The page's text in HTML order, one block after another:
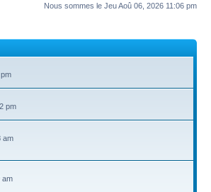
Nous sommes le Jeu Aoû 06, 2026 11:06 pm
pm
am
am